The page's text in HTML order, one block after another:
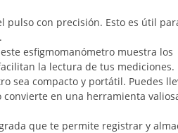
pulso con precisión. Esto es útil
esfigmomanómetro muestra los
la lectura de tus mediciones.
sea compacto y portátil. Puedes
en una herramienta
que te permite registrar y